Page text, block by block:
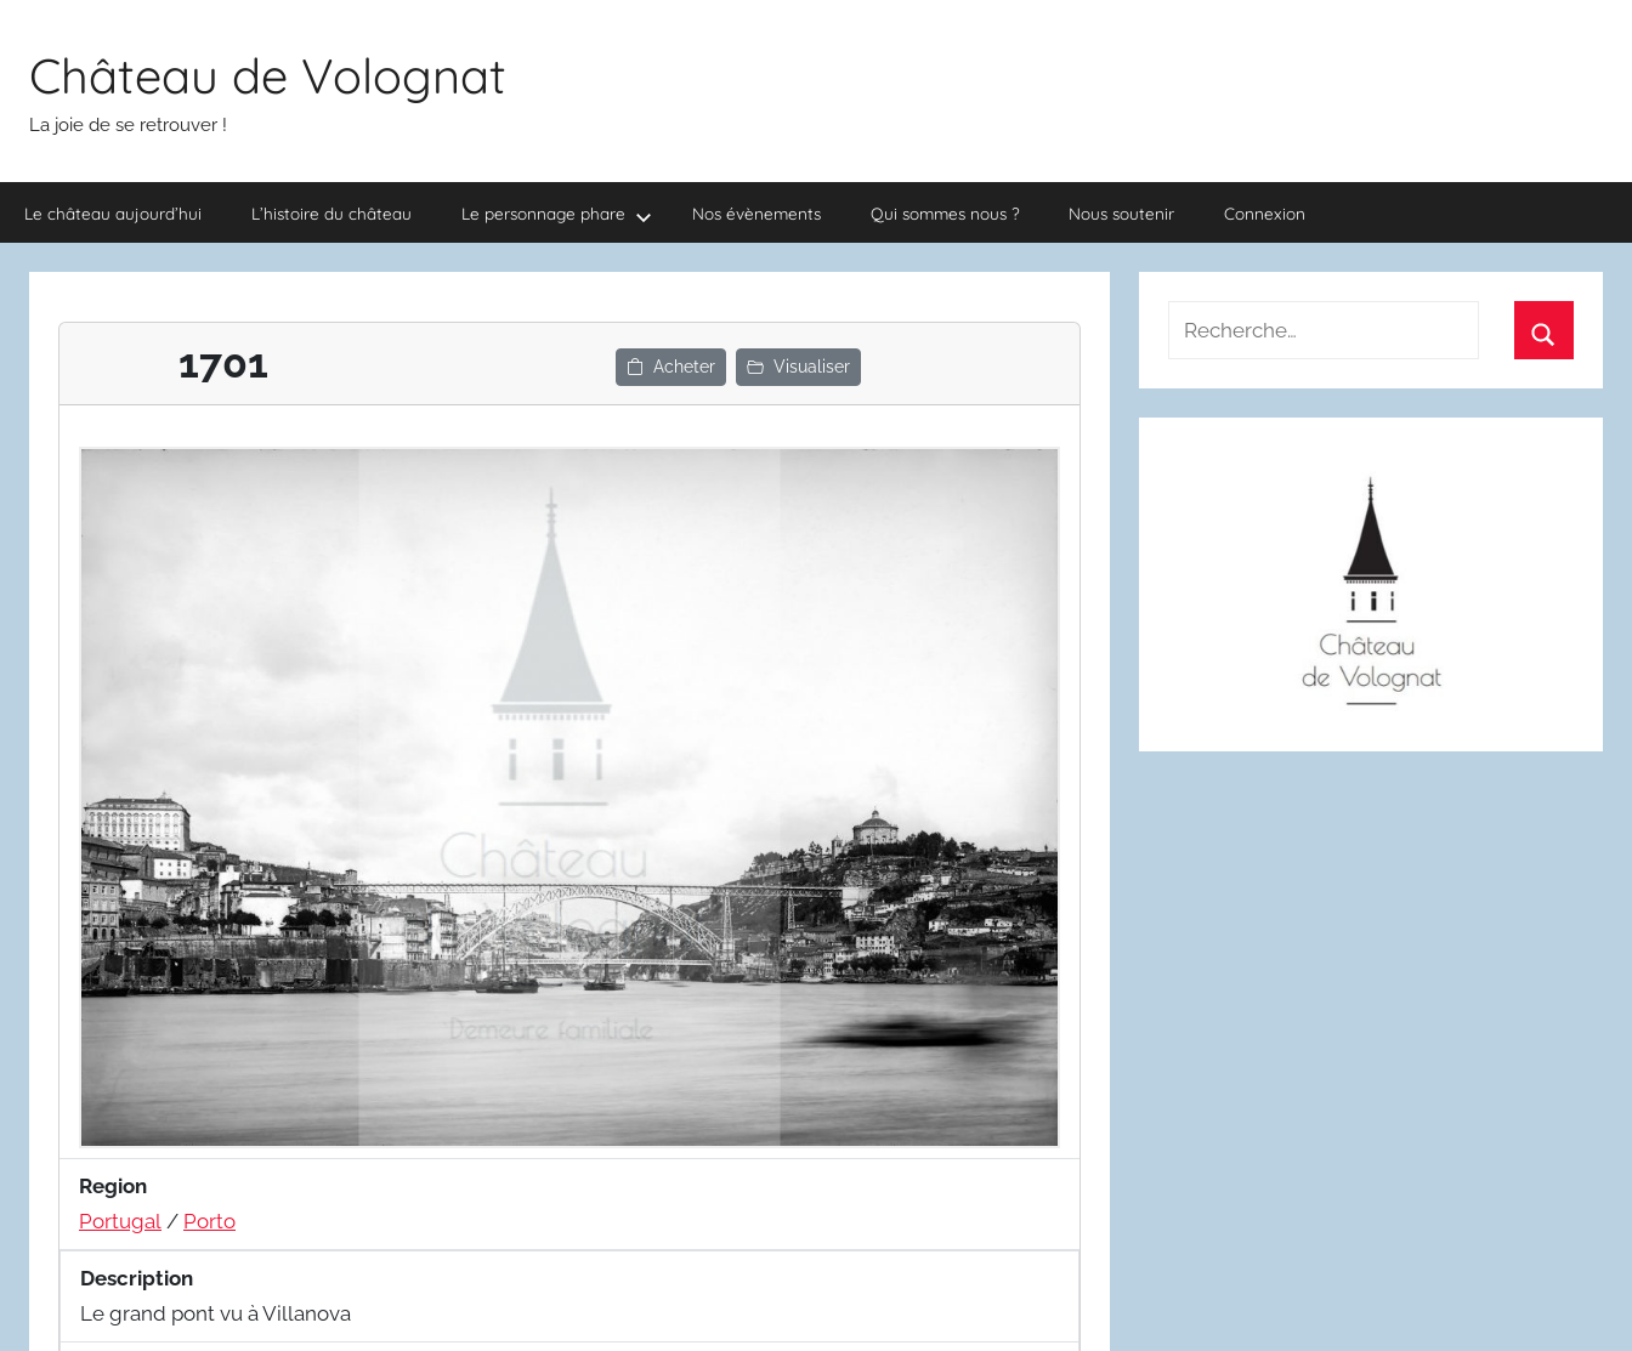
contenuChâteau de Volognat
La joie de se retrouver !
Le château aujourd’hui L’histoire du château Le personnage phare Nos évènements Qui sommes nous ? Nous soutenir Connexion
1701 Acheter Visualiser
Region
Portugal / Porto
Description
Le grand pont vu à Villanova
Recherche
: